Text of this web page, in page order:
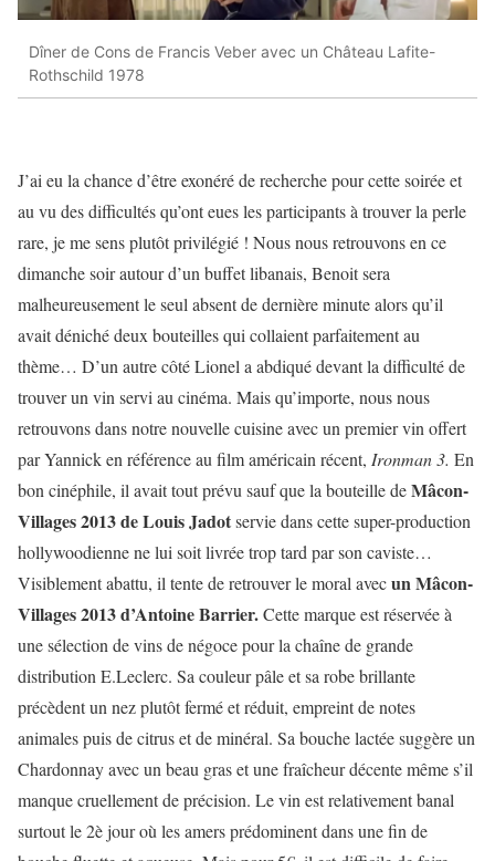
Dîner de Cons de Francis Veber avec un Château Lafite-
Rothschild 1978
J’ai eu la chance d’être exonéré de recherche pour cette soirée et
au vu des difficultés qu’ont eues les participants à trouver la perle
rare, je me sens plutôt privilégié ! Nous nous retrouvons en ce
dimanche soir autour d’un buffet libanais, Benoit sera
malheureusement le seul absent de dernière minute alors qu’il
avait déniché deux bouteilles qui collaient parfaitement au
thème… D’un autre côté Lionel a abdiqué devant la difficulté de
trouver un vin servi au cinéma. Mais qu’importe, nous nous
retrouvons dans notre nouvelle cuisine avec un premier vin offert
par Yannick en référence au film américain récent, Ironman 3. En
bon cinéphile, il avait tout prévu sauf que la bouteille deMâcon-
Villages 2013 de Louis Jadotservie dans cette super-production
hollywoodienne ne lui soit livrée trop tard par son caviste…
Visiblement abattu, il tente de retrouver le moral avecun Mâcon-
Villages 2013 d’Antoine Barrier.Cette marque est réservée à
une sélection de vins de négoce pour la chaîne de grande
distribution E.Leclerc. Sa couleur pâle et sa robe brillante
précèdent un nez plutôt fermé et réduit, empreint de notes
animales puis de citrus et de minéral. Sa bouche lactée suggère un
Chardonnay avec un beau gras et une fraîcheur décente même s’il
manque cruellement de précision. Le vin est relativement banal
surtout le 2è jour où les amers prédominent dans une fin de